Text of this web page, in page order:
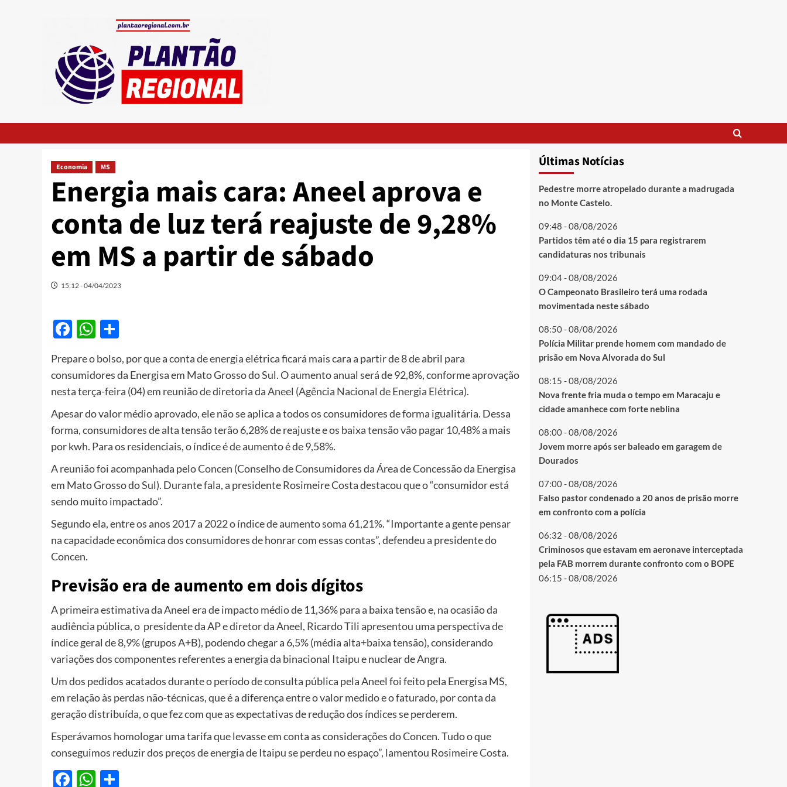
Economia MS
Energia mais cara: Aneel aprova e
conta de luz terá reajuste de 9,28%
em MS a partir de sábado
15:12 - 04/04/2023
Facebook
WhatsApp
Prepare o bolso, por que a conta deenergiaelétrica ficará mais cara a partir de 8 de abril para
consumidores da Energisa em Mato Grosso do Sul. O aumento anual será de 92,8%, conforme aprovação
nesta terça-feira (04) em reunião de diretoria daAneel (Agência Nacional de Energia Elétrica).
Apesar do valor médio aprovado, ele não se aplica a todos os consumidores de forma igualitária. Dessa
forma, consumidores de alta tensão terão 6,28% de reajuste e os baixa tensão vão pagar 10,48% a mais
por kwh. Para os residenciais, o índice é de aumento é de 9,58%.
A reunião foi acompanhada peloConcen (Conselho de Consumidores da Área de Concessão da Energisa
em Mato Grosso do Sul). Durante fala, a presidente Rosimeire Costa destacou que o “consumidor está
sendo muito impactado”.
Segundo ela, entre os anos 2017 a 2022 o índice de aumento soma 61,21%. “Importante a gente pensar
na capacidade econômica dos consumidores de honrar com essas contas”, defendeu a presidente do
Concen.
Previsão era de aumento em dois dígitos
A primeira estimativa da Aneel era de impacto médio de 11,36% para a baixa tensão e, na ocasião da
audiência pública, o presidente da AP e diretor da Aneel, Ricardo Tili apresentou uma perspectiva de
índice geral de 8,9% (grupos A+B), podendo chegar a 6,5% (média alta+baixa tensão), considerando
variações dos componentes referentes a energia da binacional Itaipue nuclear de Angra.
Um dos pedidos acatados durante o período de consulta pública pela Aneel foi feito pela Energisa MS,
em relação às perdas não-técnicas, que é a diferença entre o valor medido e o faturado, por conta da
geração distribuída, o que fez com que as expectativas de redução dos índices se perderem.
Esperávamos homologar uma tarifa que levasse em conta as considerações do Concen. Tudo o que
conseguimos reduzir dos preços de energia de Itaipu se perdeu no espaço”, lamentou Rosimeire Costa.
Facebook
WhatsApp
Últimas Notícias
Pedestre morre atropelado durante a madrugada
no Monte Castelo.
09:48 - 08/08/2026
Partidos têm até o dia 15 para registrarem
candidaturas nos tribunais
09:04 - 08/08/2026
O Campeonato Brasileiro terá uma rodada
movimentada neste sábado
08:50 - 08/08/2026
Polícia Militar prende homem com mandado de
prisão em Nova Alvorada do Sul
08:15 - 08/08/2026
Nova frente fria muda o tempo em Maracaju e
cidade amanhece com forte neblina
08:00 - 08/08/2026
Jovem morre após ser baleado em garagem de
Dourados
07:00 - 08/08/2026
Falso pastor condenado a 20 anos de prisão morre
em confronto com a polícia
06:32 - 08/08/2026
Criminosos que estavam em aeronave interceptada
pela FAB morrem durante confronto com o BOPE
06:15 - 08/08/2026